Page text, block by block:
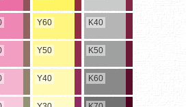
Y60
Y50
Y40
K40
K50
K60